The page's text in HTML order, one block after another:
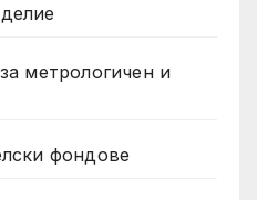
метрологичен и
фондове